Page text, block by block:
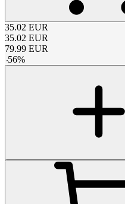
35.02 EUR
35.02 EUR
79.99 EUR
-56%